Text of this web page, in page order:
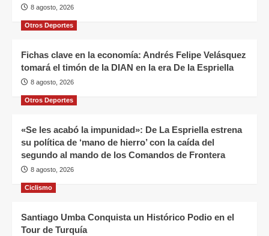
8 agosto, 2026
Otros Deportes
Fichas clave en la economía: Andrés Felipe Velásquez
tomará el timón de la DIAN en la era De la Espriella
8 agosto, 2026
Otros Deportes
«Se les acabó la impunidad»: De La Espriella estrena
su política de ‘mano de hierro’ con la caída del
segundo al mando de los Comandos de Frontera
8 agosto, 2026
Ciclismo
Santiago Umba Conquista un Histórico Podio en el
Tour de Turquía